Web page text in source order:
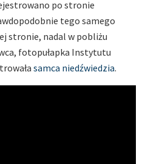
po stronie
tego samego
stronie, nadal w pobliżu
fotopułapka Instytutu
samca niedźwiedzia.